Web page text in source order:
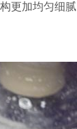
更加均匀细